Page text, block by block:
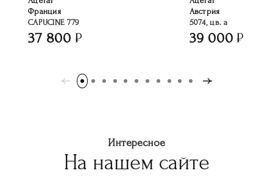
Франция
CAPUCINE 779
37 800
Австрия
5074, цв. a
39 000
Интересное
На нашем сайте